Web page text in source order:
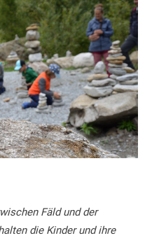
Fäld und der
die Kinder und ihre